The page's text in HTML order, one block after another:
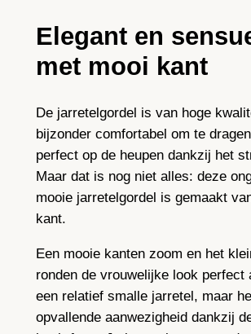
n
g
m
a
a
k
t
,
a
r
r
e
Elegant en
met mooi kant
De jarretelgordel is van hoge
bijzonder comfortabel om te
perfect op de heupen dankzij het
Maar dat is nog niet alles: deze
mooie jarretelgordel is gemaakt
kant.
Een mooie kanten zoom en het
ronden de vrouwelijke look perfect
een relatief smalle jarretel, maar
opvallende aanwezigheid dankzij